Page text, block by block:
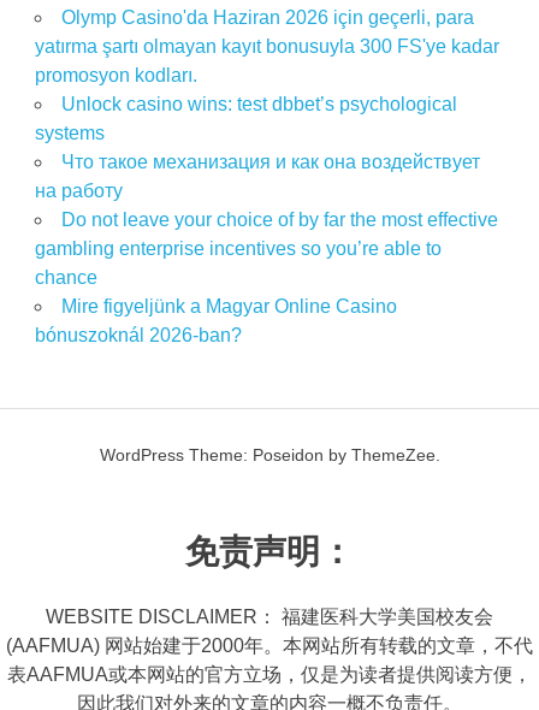
Olymp Casino'da Haziran 2026 için geçerli, para
yatırma şartı olmayan kayıt bonusuyla 300 FS'ye kadar
promosyon kodları.
Unlock casino wins: test dbbet’s psychological
systems
Что такое механизация и как она воздействует
на работу
Do not leave your choice of by far the most effective
gambling enterprise incentives so you’re able to
chance
Mire figyeljünk a Magyar Online Casino
bónuszoknál 2026-ban?
WordPress Theme: Poseidon by ThemeZee.
免责声明：
WEBSITE DISCLAIMER： 福建医科大学美国校友会
(AAFMUA) 网站始建于2000年。本网站所有转载的文章，不代
表AAFMUA或本网站的官方立场，仅是为读者提供阅读方便，
因此我们对外来的文章的内容一概不负责任。